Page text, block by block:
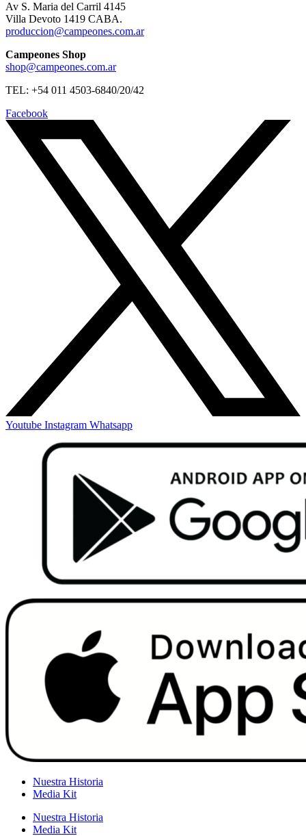
Av S. Maria del Carril 4145
Villa Devoto 1419 CABA.
produccion@campeones.com.ar
Campeones Shop
shop@campeones.com.ar
TEL: +54 011 4503-6840/20/42
Facebook
Youtube Instagram Whatsapp
Nuestra Historia
Media Kit
Nuestra Historia
Media Kit